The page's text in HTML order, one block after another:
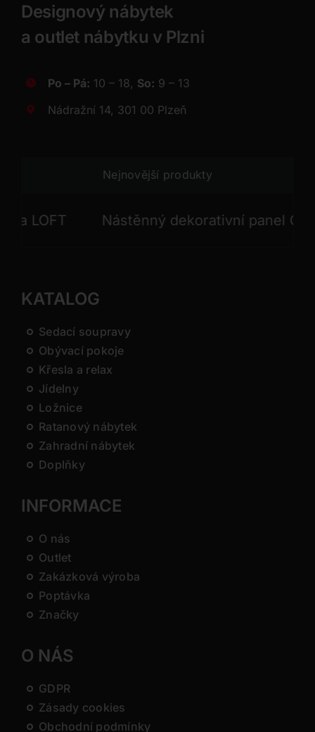
Designový nábytek
a outlet nábytku v Plzni
Po – Pá: 10 – 18, So: 9 – 13
Nádražní 14, 301 00 Plzeň
Nejnovější produkty
Nástěnný dekorativní panel GONG
KATALOG
Sedací soupravy
Obývací pokoje
Křesla a relax
Jídelny
Ložnice
Ratanový nábytek
Zahradní nábytek
Doplňky
INFORMACE
O nás
Outlet
Zakázková výroba
Poptávka
Značky
O NÁS
GDPR
Zásady cookies
Obchodní podmínky